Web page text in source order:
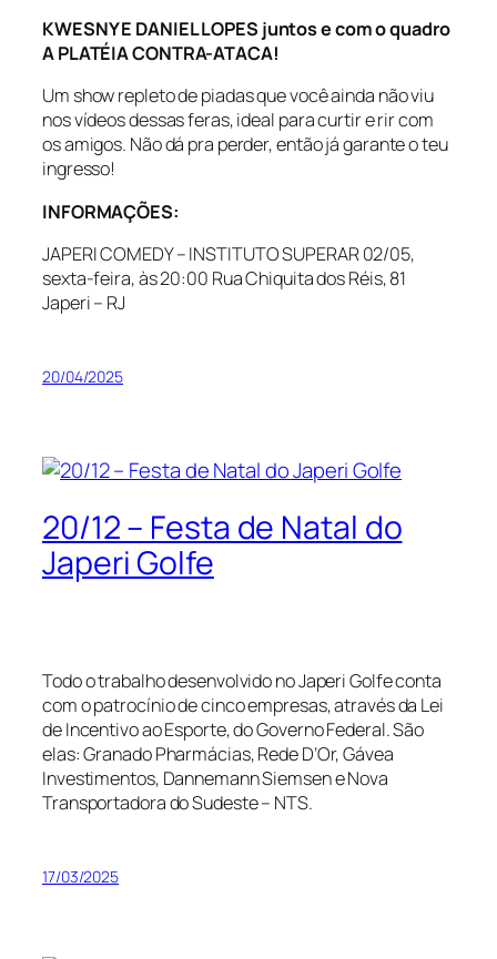
KWESNY E DANIEL LOPES juntos e com o quadro
A PLATÉIA CONTRA-ATACA!
Um show repleto de piadas que você ainda não viu
nos vídeos dessas feras, ideal para curtir e rir com
os amigos. Não dá pra perder, então já garante o teu
ingresso!
INFORMAÇÕES:
JAPERI COMEDY – INSTITUTO SUPERAR 02/05,
sexta-feira, às 20:00 Rua Chiquita dos Réis, 81
Japeri – RJ
20/04/2025
20/12 – Festa de Natal do
Japeri Golfe
Todo o trabalho desenvolvido no Japeri Golfe conta
com o patrocínio de cinco empresas, através da Lei
de Incentivo ao Esporte, do Governo Federal. São
elas: Granado Pharmácias, Rede D’Or, Gávea
Investimentos, Dannemann Siemsen e Nova
Transportadora do Sudeste – NTS.
17/03/2025